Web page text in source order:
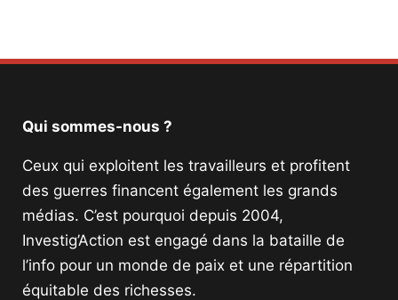
Qui sommes-nous ?
Ceux qui exploitent les travailleurs et profitent
des guerres financent également les grands
médias. C’est pourquoi depuis 2004,
Investig’Action est engagé dans la bataille de
l’info pour un monde de paix et une répartition
équitable des richesses.